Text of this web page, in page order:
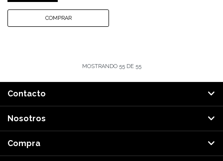
MOSTRANDO 55DE 55
Contacto
Nosotros
Compra